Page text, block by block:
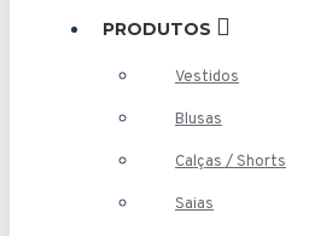
PRODUTOS
Vestidos
Blusas
Calças / Shorts
Saias